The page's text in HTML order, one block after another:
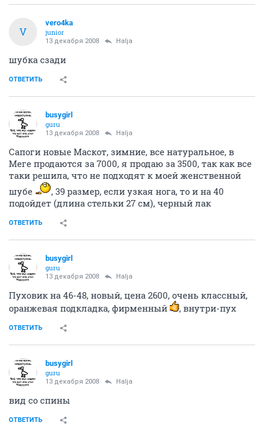
V
vero4ka
junior
13 декабря 2008 Halja
шубка сзади
ОТВЕТИТЬ
busygirl
guru
13 декабря 2008 Halja
Сапоги новые Маскот, зимние, все натуральное, в
Меге продаются за 7000, я продаю за 3500, так как все
таки решила, что не подходят к моей женственной
шубе
, 39 размер, если узкая нога, то и на 40
подойдет (длина стельки 27 см), черный лак
ОТВЕТИТЬ
busygirl
guru
13 декабря 2008 Halja
Пуховик на 46-48, новый, цена 2600, очень классный,
оранжевая подкладка, фирменный
, внутри-пух
ОТВЕТИТЬ
busygirl
guru
13 декабря 2008 Halja
вид со спины
ОТВЕТИТЬ